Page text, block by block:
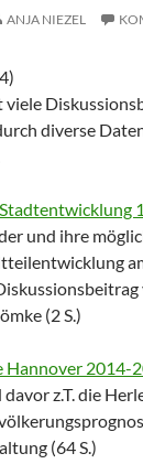
ANJA NIEZEL
viele
diverse
und ihre
(2 S.)
Hannover 2014-
z.T. die
(64 S.)